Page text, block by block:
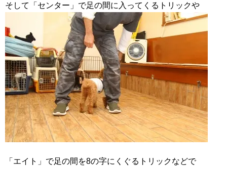
そして「センター」で足の間に入ってくるトリックや
「エイト」で足の間を8の字にくぐるトリックなどで